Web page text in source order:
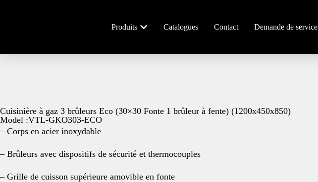
Produits Catalogues Contact Demande de service
Cuisinière à gaz 3 brûleurs Eco (30×30 Fonte 1 brûleur à fente) (1200x450x850)
Model :VTL-GKO303-ECO
– Corps en acier inoxydable
– Brûleurs avec dispositifs de sécurité et thermocouples
– Grille de cuisson supérieure amovible en fonte